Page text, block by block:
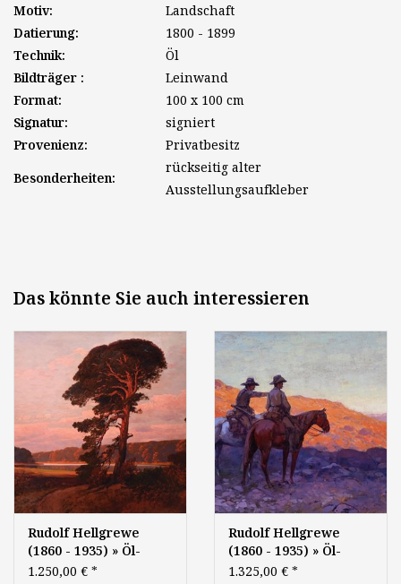
Motiv:
Landschaft
Datierung:
1800 - 1899
Technik:
Öl
Bildträger :
Leinwand
Format:
100 x 100 cm
Signatur:
signiert
Provenienz:
Privatbesitz
Besonderheiten:
rückseitig alter
Ausstellungsaufkleber
Das könnte Sie auch interessieren
Rudolf Hellgrewe
(1860 - 1935) » Öl-
Gemälde
1.250,00 € *
Rudolf Hellgrewe
(1860 - 1935) » Öl-
Gemälde Orientalismus
1.325,00 € *